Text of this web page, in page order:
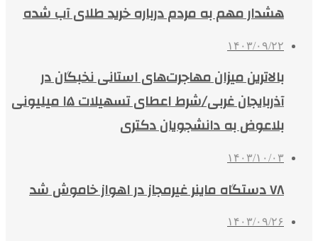
هشدار مهم به مردم درباره خرید طلای آب شده
۱۴۰۳/۰۹/۲۲
بالاترین میزان مهاجرت‌های استانی نخبگان در
آذربایجان غربی/شرط اعطای تسهیلات ۱۵ میلیونی
بلاعوض به دانشجویان دکتری
۱۴۰۳/۱۰/۰۳
۷۸ دستگاه ماینر غیرمجاز در اهواز خاموش شد
۱۴۰۳/۰۹/۲۶